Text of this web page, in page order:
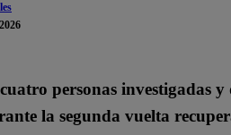
cuatro personas investigadas
la segunda vuelta